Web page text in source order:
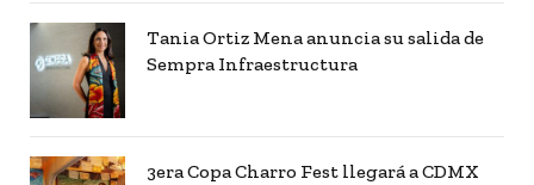
Tania Ortiz Mena anuncia su salida de
Sempra Infraestructura
3era Copa Charro Fest llegará a CDMX